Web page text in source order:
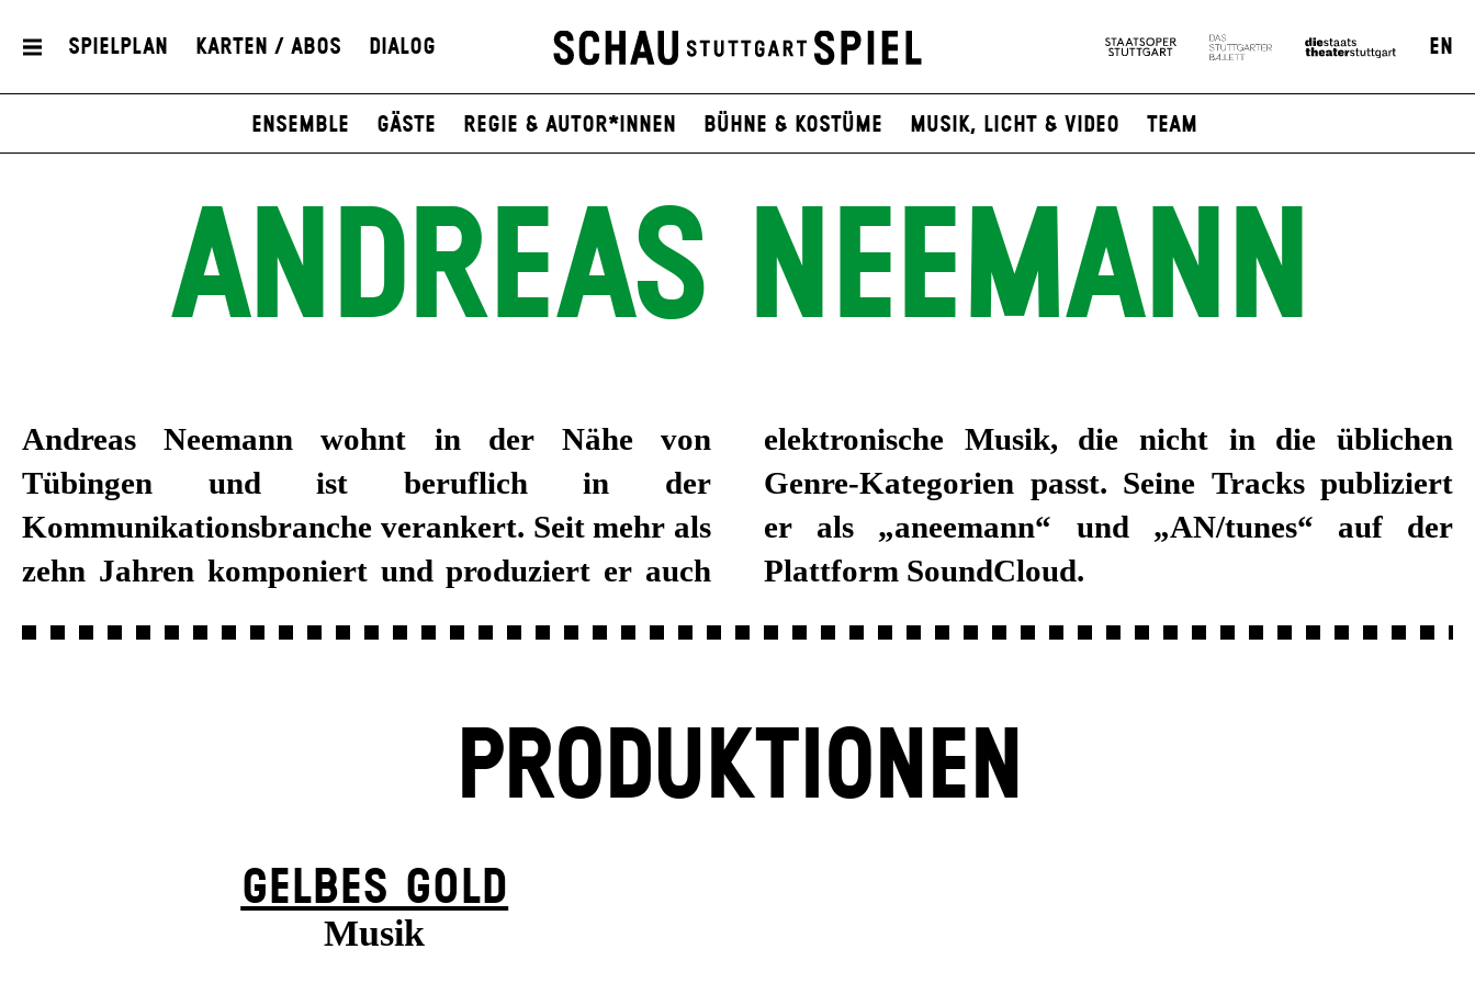
Spielplan Karten / Abos Dialog EN
Ensemble Gäste Regie & Autor*innen Bühne & Kostüme Musik, Licht & Video Team
ANDREAS NEEMANN
Andreas Neemann wohnt in der Nähe von
Tübingen und ist beruflich in der
Kommunikationsbranche verankert. Seit mehr als
zehn Jahren komponiert und produziert er auch
elektronische Musik, die nicht in die üblichen
Genre-Kategorien passt. Seine Tracks publiziert
er als „aneemann“ und „AN/tunes“ auf der
Plattform SoundCloud.
PRODUKTIONEN
GELBES GOLD
Musik